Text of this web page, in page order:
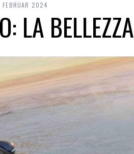
2024
LA BELLEZZA